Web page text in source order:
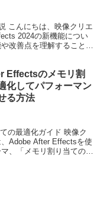
こんにちは、映像クリエ
2024の新機能につい
改善点を理解すること
Effectsのメモリ割
化してパフォーマン
る方法
の最適化ガイド 映像ク
Adobe After Effectsを使
、「メモリ割り当ての最